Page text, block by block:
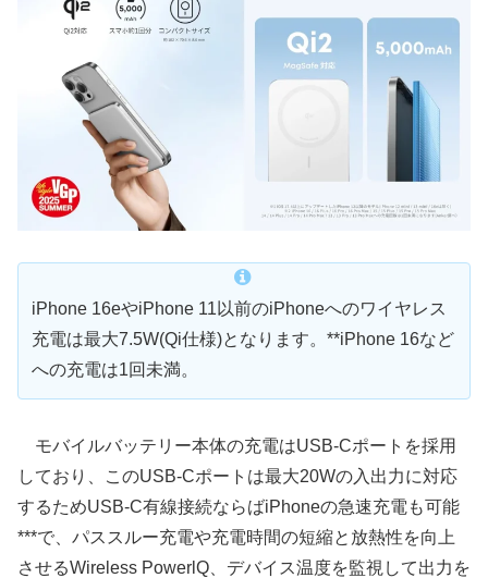
iPhone 16eやiPhone 11以前のiPhoneへのワイヤレス
充電は最大7.5W(Qi仕様)となります。**iPhone 16など
への充電は1回未満。
モバイルバッテリー本体の充電はUSB-Cポートを採用
しており、このUSB-Cポートは最大20Wの入出力に対応
するためUSB-C有線接続ならばiPhoneの急速充電も可能
***で、パススルー充電や充電時間の短縮と放熱性を向上
させるWireless PowerlQ️、デバイス温度を監視して出力を